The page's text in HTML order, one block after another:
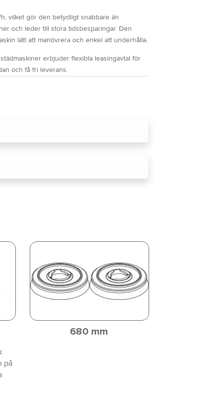
vilket gör den betydligt snabbare än
och leder till stora tidsbesparingar. Den
lätt att manövrera och enkel att underhålla.
erbjuder flexibla leasingavtal för
och få fri leverans.
på
680 mm